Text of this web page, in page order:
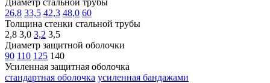
26,8 33,5 42,3 48,0 60
Толщина стенки стальной трубы
2,8 3,0 3,2 3,5
Диаметр защитной оболочки
90 110 125 140
Усиленная защитная оболочка
стандартная оболочка усиленная бандажами